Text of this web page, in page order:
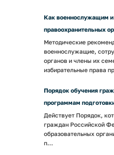
Как военнослужащим и
правоохранительных
Методические
военнослужащие,
органов и члены их
избирательные права
Порядок обучения
программам
Действует Порядок,
граждан Российской
образовательных
п...